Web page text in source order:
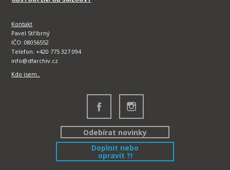
Kontakt
Pavel Stříbrný
IČO: 08056552
Telefon: +420 775 327 094
info@dfarchiv.cz
Kdo jsem..
Odebírat novinky
Doplnit nebo
opravit ?!